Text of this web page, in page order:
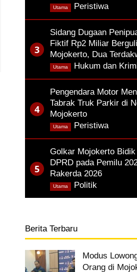
Peristiwa,
Utama
Sidang Dugaan
Fiktif Rp2 Miliar
Mojokerto, Dua
Hukum dan
Utama
Pengendara Motor
Tabrak Truk Parkir di
Mojokerto
Peristiwa,
Utama
Golkar Mojokerto
DPRD pada Pemilu
Rakerda 2026
Politik
Utama
Berita Terbaru
Modus
Orang di